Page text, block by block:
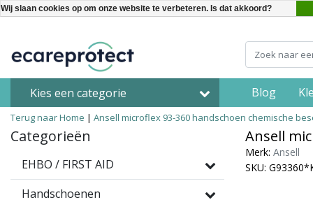
Kies een categorie Blog
Terug naar Home | Ansell microflex 93-360 handschoen chemische
Categorieën
EHBO / FIRST AID
Handschoenen
Ansell
Merk: Ansell
SKU:
Wij slaan cookies op om onze website te verbeteren. Is dat akkoord?